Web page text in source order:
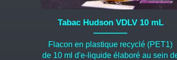
Tabac Hudson VDLV 10 mL
Flacon en plastique recyclé (PET1)
de 10 ml d'e-liquide élaboré au sein
produit